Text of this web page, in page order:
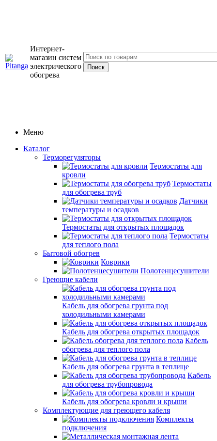
Интернет-
магазин систем
электрического
обогрева
Меню
Каталог
Терморегуляторы
Термостаты для
кровли
Термостаты
для обогрева труб
Датчики
температуры и осадков
Термостаты для открытых площадок
Термостаты
для теплого пола
Бытовой обогрев
Коврики
Полотенцесушители
Греющие кабели
Кабель для обогрева грунта под
холодильными камерами
Кабель для обогрева открытых площадок
Кабель
обогрева для теплого пола
Кабель для обогрева грунта в теплице
Кабель
для обогрева трубопровода
Кабель для обогрева кровли и крыши
Комплектующие для греющего кабеля
Комплекты
подключения